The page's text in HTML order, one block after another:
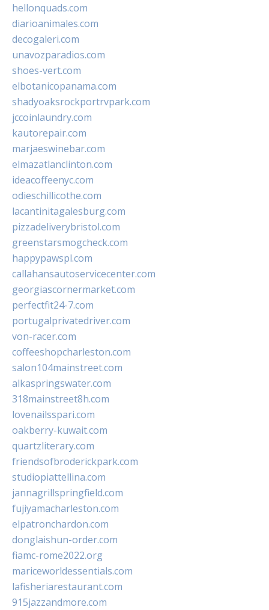
hellonquads.com
diarioanimales.com
decogaleri.com
unavozparadios.com
shoes-vert.com
elbotanicopanama.com
shadyoaksrockportrvpark.com
jccoinlaundry.com
kautorepair.com
marjaeswinebar.com
elmazatlanclinton.com
ideacoffeenyc.com
odieschillicothe.com
lacantinitagalesburg.com
pizzadeliverybristol.com
greenstarsmogcheck.com
happypawspl.com
callahansautoservicecenter.com
georgiascornermarket.com
perfectfit24-7.com
portugalprivatedriver.com
von-racer.com
coffeeshopcharleston.com
salon104mainstreet.com
alkaspringswater.com
318mainstreet8h.com
lovenailsspari.com
oakberry-kuwait.com
quartzliterary.com
friendsofbroderickpark.com
studiopiattellina.com
jannagrillspringfield.com
fujiyamacharleston.com
elpatronchardon.com
donglaishun-order.com
fiamc-rome2022.org
mariceworldessentials.com
lafisheriarestaurant.com
915jazzandmore.com